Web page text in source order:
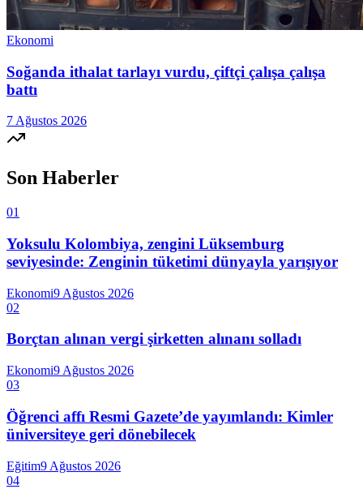
Ekonomi
Soğanda ithalat tarlayı vurdu, çiftçi çalışa çalışa
battı
7 Ağustos 2026
Son Haberler
01
Yoksulu Kolombiya, zengini Lüksemburg
seviyesinde: Zenginin tüketimi dünyayla yarışıyor
Ekonomi9 Ağustos 2026
02
Borçtan alınan vergi şirketten alınanı solladı
Ekonomi9 Ağustos 2026
03
Öğrenci affı Resmi Gazete’de yayımlandı: Kimler
üniversiteye geri dönebilecek
Eğitim9 Ağustos 2026
04